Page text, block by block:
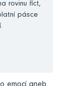
rovinu říct,
pásce